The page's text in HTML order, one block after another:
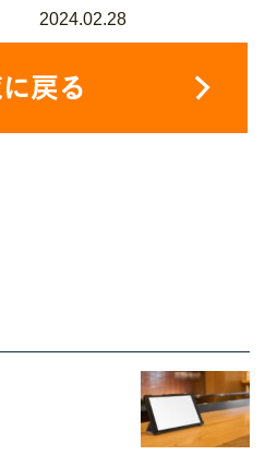
2024.02.28